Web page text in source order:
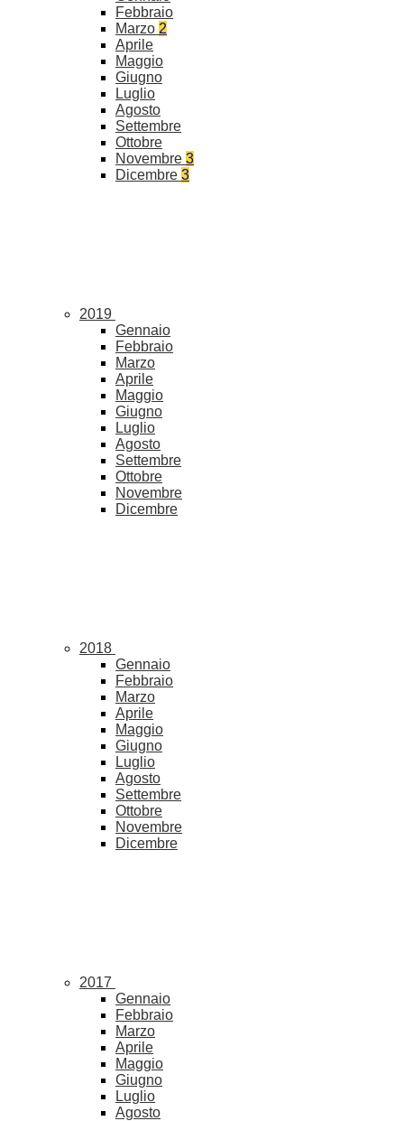
Febbraio
Marzo 2
Aprile
Maggio
Giugno
Luglio
Agosto
Settembre
Ottobre
Novembre 3
Dicembre 3
2019
Gennaio
Febbraio
Marzo
Aprile
Maggio
Giugno
Luglio
Agosto
Settembre
Ottobre
Novembre
Dicembre
2018
Gennaio
Febbraio
Marzo
Aprile
Maggio
Giugno
Luglio
Agosto
Settembre
Ottobre
Novembre
Dicembre
2017
Gennaio
Febbraio
Marzo
Aprile
Maggio
Giugno
Luglio
Agosto